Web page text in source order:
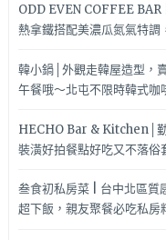
ODD EVEN COFFEE
熱拿鐵搭配美濃瓜氮氣特調
韓小鍋│外觀走韓屋造型，
午餐哦～北屯不限時韓式咖
HECHO Bar & Kitchen│
裝潢好拍餐點好吃又不落俗
叁食初私房菜 | 台中北區質
超下飯，親友聚餐必吃私房